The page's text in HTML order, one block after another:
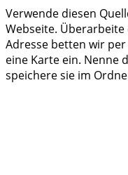
Verwende diesen
Webseite.
Adresse betten wir
eine Karte ein. Nenne
speichere sie im